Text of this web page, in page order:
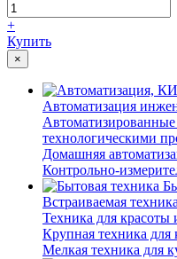
+
Купить
×
Автоматизация
технологическими
Домашняя
Контрольно-
Встраиваемая техника
Техника для красоты
Крупная техника для
Мелкая техника для